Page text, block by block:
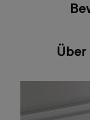
Über